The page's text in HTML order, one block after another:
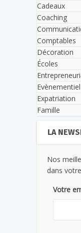
Cadeaux
Coaching
Comptables
Décoration
Écoles
Evènementiel
Expatriation
Famille
LA
Nos
dans
Votre